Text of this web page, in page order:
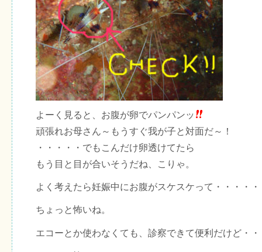
よーく見ると、お腹が卵でパンパンッ
頑張れお母さん～もうすぐ我が子と対面だ～！
・・・・・でもこんだけ卵透けてたら
もう目と目が合いそうだね、こりゃ。
よく考えたら妊娠中にお腹がスケスケって・・・・・
ちょっと怖いね。
エコーとか使わなくても、診察できて便利だけど・